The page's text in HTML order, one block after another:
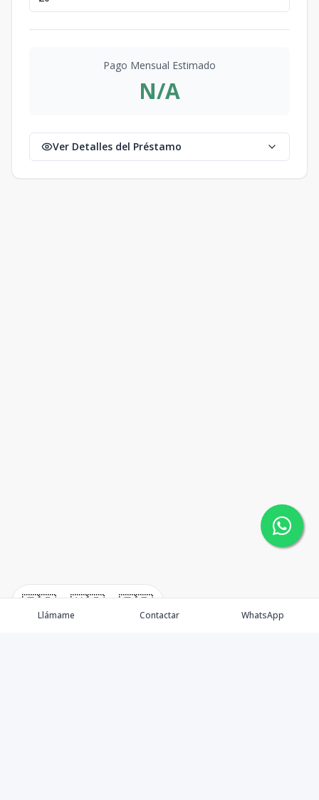
🇪🇸 🇺🇸 🇫🇷
Pago Mensual Estimado
N/A
Ver Detalles del Préstamo
Llámame Contactar WhatsApp